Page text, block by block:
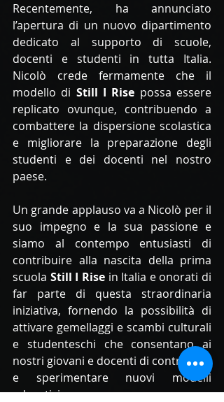
Recentemente, ha annunciato
l’apertura di un nuovo dipartimento
dedicato al supporto di scuole,
docenti e studenti in tutta Italia.
Nicolò crede fermamente che il
modello di Still I Rise possa essere
replicato ovunque, contribuendo a
combattere la dispersione scolastica
e migliorare la preparazione degli
studenti e dei docenti nel nostro
paese.
Un grande applauso va a Nicolò per il
suo impegno e la sua passione e
siamo al contempo entusiasti di
contribuire alla nascita della prima
scuola Still I Rise in Italia e onorati di
far parte di questa straordinaria
iniziativa, fornendo la possibilità di
attivare gemellaggi e scambi culturali
e studenteschi che consentano ai
nostri giovani e docenti di contribuire
e sperimentare nuovi modelli
educativi.